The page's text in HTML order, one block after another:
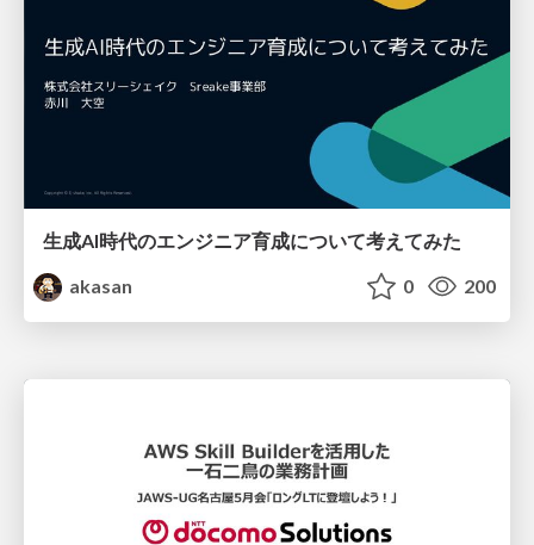
生成AI時代のエンジニア育成について考えてみた
akasan
0 200